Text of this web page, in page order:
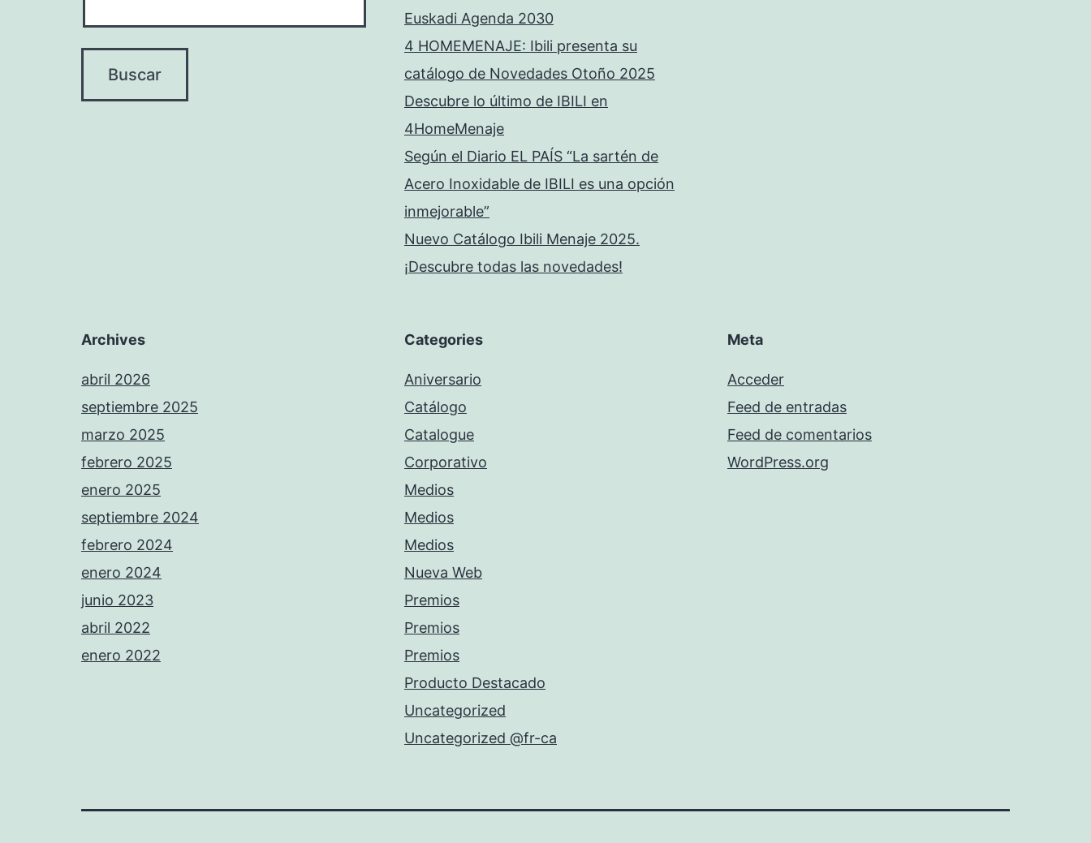
Euskadi Agenda 2030
4 HOMEMENAJE: Ibili presenta su
catálogo de Novedades Otoño 2025
Descubre lo último de IBILI en
4HomeMenaje
Según el Diario EL PAÍS “La sartén de
Acero Inoxidable de IBILI es una opción
inmejorable”
Nuevo Catálogo Ibili Menaje 2025.
¡Descubre todas las novedades!
Archives
abril 2026
septiembre 2025
marzo 2025
febrero 2025
enero 2025
septiembre 2024
febrero 2024
enero 2024
junio 2023
abril 2022
enero 2022
Categories
Aniversario
Catálogo
Catalogue
Corporativo
Medios
Medios
Medios
Nueva Web
Premios
Premios
Premios
Producto Destacado
Uncategorized
Uncategorized @fr-ca
Meta
Acceder
Feed de entradas
Feed de comentarios
WordPress.org